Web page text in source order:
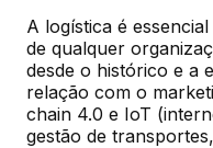
A logística é
de qualquer
desde o histórico e a
relação com o
chain 4.0 e IoT
gestão de